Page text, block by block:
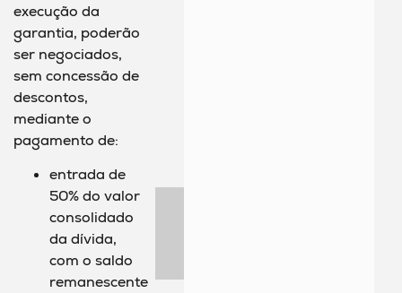
execução da
garantia, poderão
ser negociados,
sem concessão de
descontos,
mediante o
pagamento de:
entrada de
50% do valor
consolidado
da dívida,
com o saldo
remanescente